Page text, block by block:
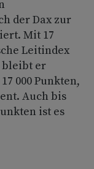
der Dax zur
Mit 17
Leitindex
bleibt er
000 Punkten,
Auch bis
ist es